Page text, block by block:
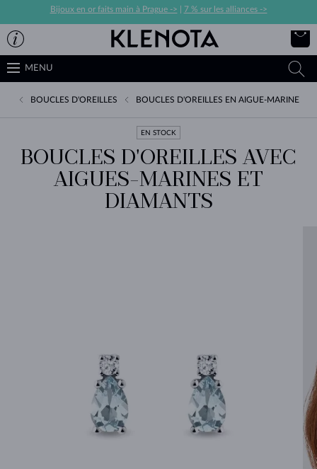
Bijoux en or faits main à Prague -> 7 % sur les alliances ->
MENU
BOUCLES D'OREILLES BOUCLES D'OREILLES EN AIGUE-MARINE
EN STOCK
BOUCLES D'OREILLES AVEC
AIGUES-MARINES ET
DIAMANTS